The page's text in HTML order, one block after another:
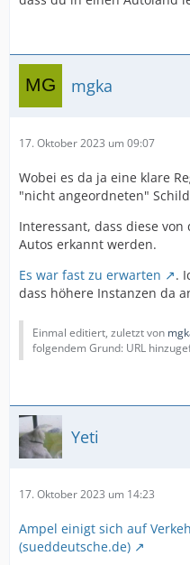
mgka
17. Oktober 2023 um 09:07
Wobei es da ja eine klare
"nicht angeordneten"
Interessant, dass diese
Autos erkannt werden.
Es war fast zu erwarten
.
dass höhere Instanzen da
Einmal editiert, zuletzt von
folgendem Grund: URL
Yeti
17. Oktober 2023 um 14:23
Ampel einigt sich auf
(sueddeutsche.de)